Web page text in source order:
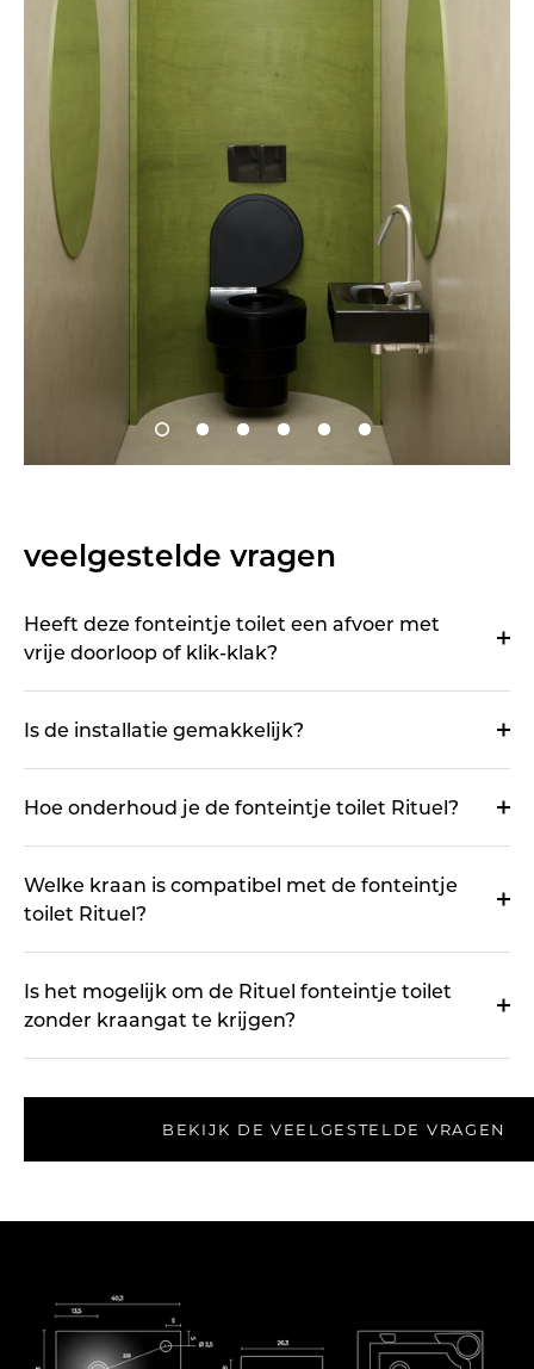
veelgestelde vragen
Heeft deze fonteintje toilet een afvoer met
vrije doorloop of klik-klak?
Is de installatie gemakkelijk?
Hoe onderhoud je de fonteintje toilet Rituel?
Welke kraan is compatibel met de fonteintje
toilet Rituel?
Is het mogelijk om de Rituel fonteintje toilet
zonder kraangat te krijgen?
BEKIJK DE VEELGESTELDE VRAGEN